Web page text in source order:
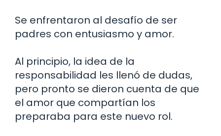
Se enfrentaron al desafío de ser
padres con entusiasmo y amor.
Al principio, la idea de la
responsabilidad les llenó de dudas,
pero pronto se dieron cuenta de que
el amor que compartían los
preparaba para este nuevo rol.